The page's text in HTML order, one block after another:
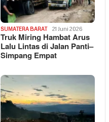
SUMATERA BARAT 21 Juni 2026
Truk Miring Hambat Arus
Lalu Lintas di Jalan Panti–
Simpang Empat